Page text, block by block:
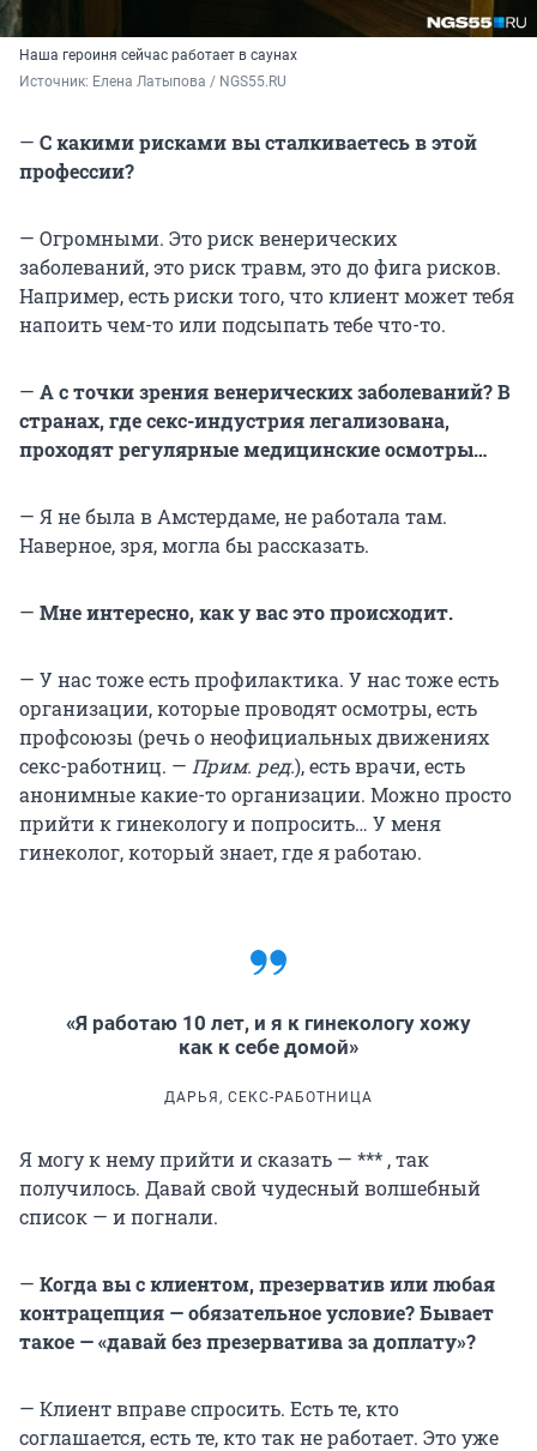
Наша героиня сейчас работает в саунах
Источник: Елена Латыпова / NGS55.RU
— С какими рисками вы сталкиваетесь в этой
профессии?
— Огромными. Это риск венерических
заболеваний, это риск травм, это до фига рисков.
Например, есть риски того, что клиент может тебя
напоить чем-то или подсыпать тебе что-то.
— А с точки зрения венерических заболеваний? В
странах, где секс-индустрия легализована,
проходят регулярные медицинские осмотры…
— Я не была в Амстердаме, не работала там.
Наверное, зря, могла бы рассказать.
— Мне интересно, как у вас это происходит.
— У нас тоже есть профилактика. У нас тоже есть
организации, которые проводят осмотры, есть
профсоюзы (речь о неофициальных движениях
секс-работниц. — Прим. ред.), есть врачи, есть
анонимные какие-то организации. Можно просто
прийти к гинекологу и попросить… У меня
гинеколог, который знает, где я работаю.
«Я работаю 10 лет, и я к гинекологу хожу
как к себе домой»
ДАРЬЯ, СЕКС-РАБОТНИЦА
Я могу к нему прийти и сказать — *** , так
получилось. Давай свой чудесный волшебный
список — и погнали.
— Когда вы с клиентом, презерватив или любая
контрацепция — обязательное условие? Бывает
такое — «давай без презерватива за доплату»?
— Клиент вправе спросить. Есть те, кто
соглашается, есть те, кто так не работает. Это уже